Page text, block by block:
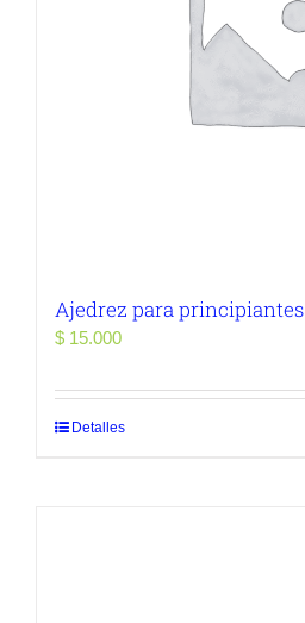
Ajedrez para principiantes
$ 15.000
Detalles